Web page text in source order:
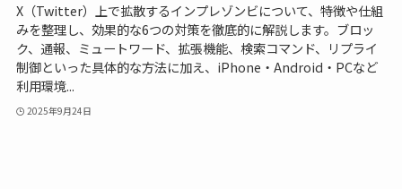
X（Twitter）上で拡散するインプレゾンビについて、特徴や仕組
みを整理し、効果的な6つの対策を徹底的に解説します。ブロッ
ク、通報、ミュートワード、拡張機能、検索コマンド、リプライ
制御といった具体的な方法に加え、iPhone・Android・PCなど
利用環境...
2025年9月24日